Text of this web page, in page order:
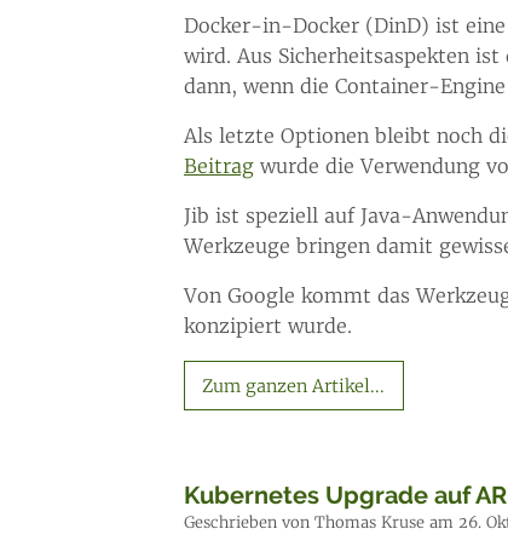
Docker-in-Docker (DinD) ist
wird. Aus Sicherheitsaspekten
dann, wenn die Container-
Als letzte Optionen bleibt noch
Beitrag wurde die Verwendung
Jib ist speziell auf Java-
Werkzeuge bringen damit
Von Google kommt das
konzipiert wurde.
Zum ganzen Artikel...
Kubernetes Upgrade auf
Geschrieben von Thomas Kruse am 26.